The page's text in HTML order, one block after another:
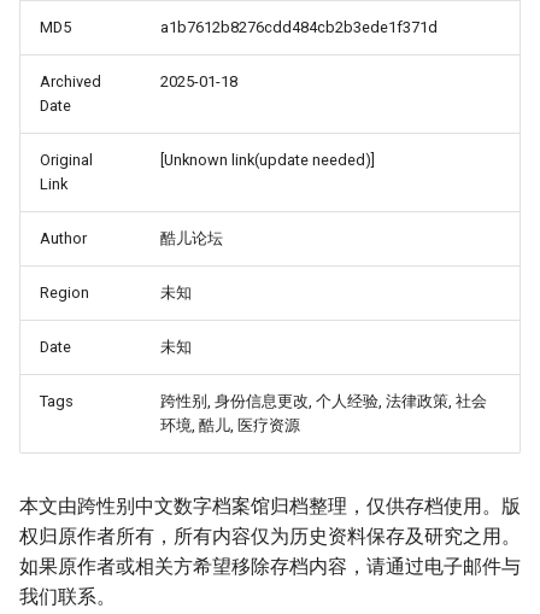
MD5 a1b7612b8276cdd484cb2b3ede1f371d
Archived
Date
2025-01-18
Original
Link
[Unknown link(update needed)]
Author 酷儿论坛
Region 未知
Date 未知
Tags
跨性别, 身份信息更改, 个人经验, 法律政策, 社会
环境, 酷儿, 医疗资源
本文由跨性别中文数字档案馆归档整理，仅供存档使用。版
权归原作者所有，所有内容仅为历史资料保存及研究之用。
如果原作者或相关方希望移除存档内容，请通过电子邮件与
我们联系。